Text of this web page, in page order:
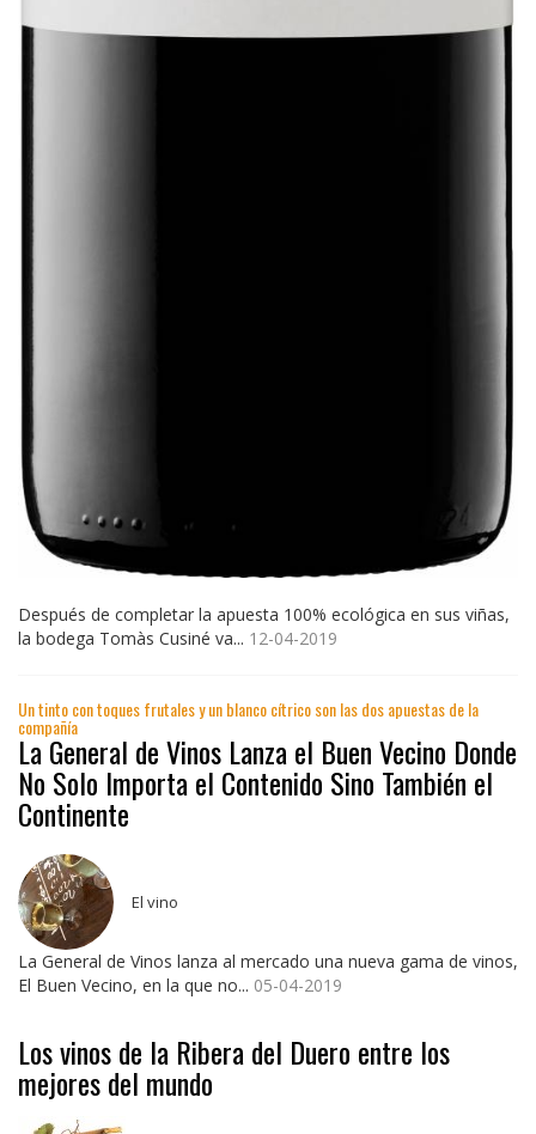
Después de completar la apuesta 100% ecológica en sus viñas,
la bodega Tomàs Cusiné va... 12-04-2019
Un tinto con toques frutales y un blanco cítrico son las dos apuestas de la
compañía
La General de Vinos Lanza el Buen Vecino Donde
No Solo Importa el Contenido Sino También el
Continente
El vino
La General de Vinos lanza al mercado una nueva gama de vinos,
El Buen Vecino, en la que no... 05-04-2019
Los vinos de la Ribera del Duero entre los
mejores del mundo